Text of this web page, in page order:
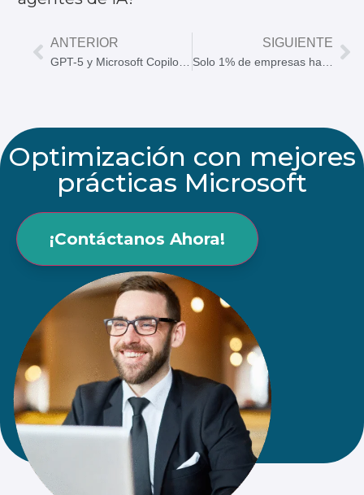
ANTERIOR SIGUIENTE
Optimización con mejores
prácticas Microsoft
¡Contáctanos Ahora!